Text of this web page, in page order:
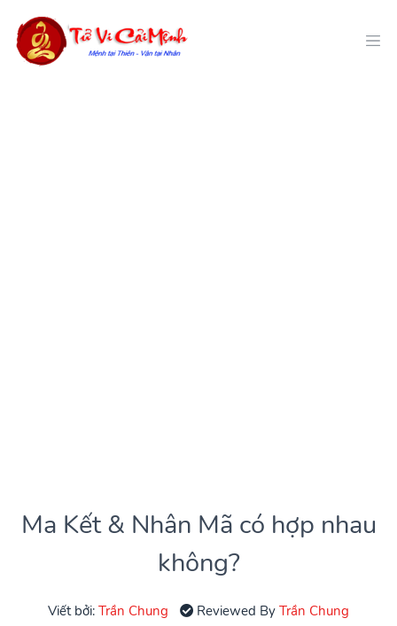
Ma Kết & Nhân Mã có hợp nhau
không?
Viết bởi:Trần Chung Reviewed ByTrần Chung